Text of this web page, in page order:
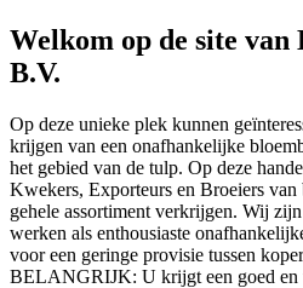
Welkom op de site van
B.V.
Op deze unieke plek kunnen
krijgen van een onafhankelijke
het gebied van de tulp. Op deze
Kwekers, Exporteurs en Broeiers van
gehele assortiment verkrijgen. Wij
werken als enthousiaste
voor een geringe provisie tussen
BELANGRIJK: U krijgt een goed en